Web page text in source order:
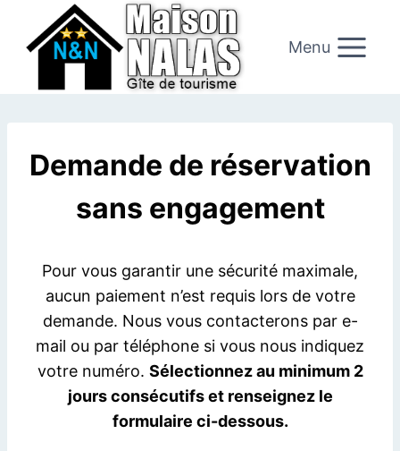
contenu
Menu
Demande de réservation
sans engagement
Pour vous garantir une sécurité maximale,
aucun paiement n’est requis lors de votre
demande. Nous vous contacterons par e-
mail ou par téléphone si vous nous indiquez
votre numéro. Sélectionnez au minimum 2
jours consécutifs et renseignez le
formulaire ci-dessous.